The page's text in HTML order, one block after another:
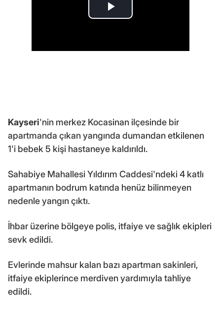
Kayseri'nin merkez Kocasinan ilçesinde bir
apartmanda çıkan yangında dumandan etkilenen
1'i bebek 5 kişi hastaneye kaldırıldı.
Sahabiye Mahallesi Yıldırım Caddesi'ndeki 4 katlı
apartmanın bodrum katında henüz bilinmeyen
nedenle yangın çıktı.
İhbar üzerine bölgeye polis, itfaiye ve sağlık ekipleri
sevk edildi.
Evlerinde mahsur kalan bazı apartman sakinleri,
itfaiye ekiplerince merdiven yardımıyla tahliye
edildi.